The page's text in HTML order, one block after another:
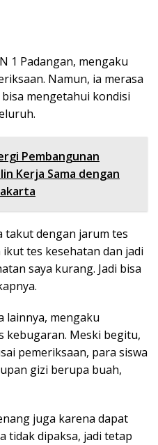
1 Padangan, mengaku
Namun, ia merasa
mengetahui kondisi
Pembangunan
Kerja Sama dengan
takut dengan jarum tes
tes kesehatan dan jadi
saya kurang. Jadi bisa
lainnya, mengaku
kebugaran. Meski begitu,
pemeriksaan, para siswa
gizi berupa buah,
juga karena dapat
tidak dipaksa, jadi tetap